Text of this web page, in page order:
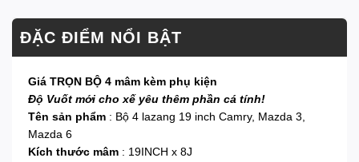
ĐẶC ĐIỂM NỔI BẬT
Giá TRỌN BỘ 4 mâm kèm phụ kiện
Độ Vuốt mới cho xế yêu thêm phần cá tính!
Tên sản phẩm : Bộ 4 lazang 19 inch Camry, Mazda 3,
Mazda 6
Kích thước mâm : 19INCH x 8J